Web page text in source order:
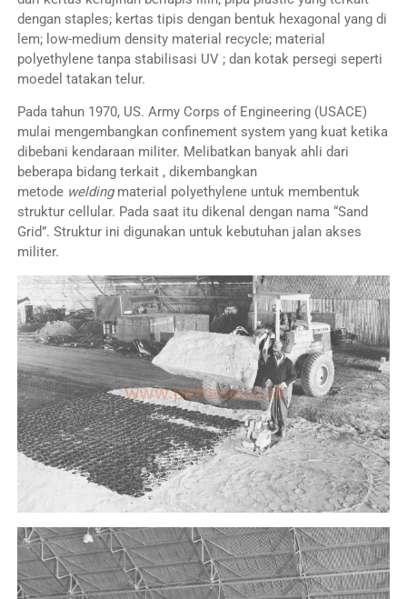
dengan staples; kertas tipis dengan bentuk hexagonal yang di
lem; low-medium density material recycle; material
polyethylene tanpa stabilisasi UV ; dan kotak persegi seperti
moedel tatakan telur.
Pada tahun 1970, US. Army Corps of Engineering (USACE)
mulai mengembangkan confinement system yang kuat ketika
dibebani kendaraan militer. Melibatkan banyak ahli dari
beberapa bidang terkait , dikembangkan
metode weldingmaterial polyethylene untuk membentuk
struktur cellular. Pada saat itu dikenal dengan nama “Sand
Grid”. Struktur ini digunakan untuk kebutuhan jalan akses
militer.